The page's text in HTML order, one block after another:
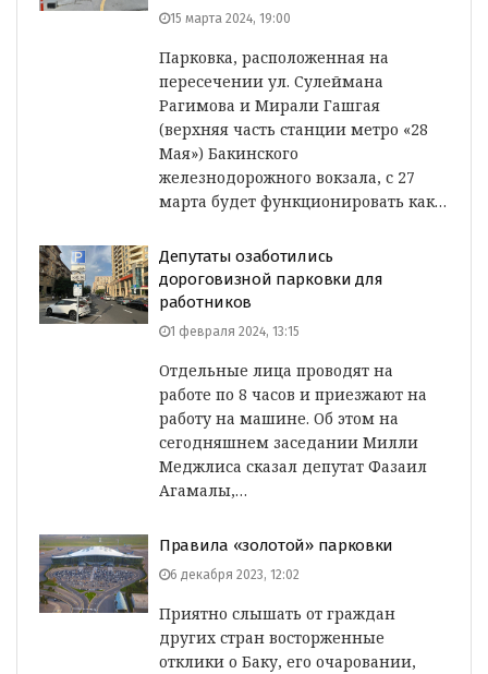
15 марта 2024, 19:00
Парковка, расположенная на
пересечении ул. Сулеймана
Рагимова и Мирали Гашгая
(верхняя часть станции метро «28
Мая») Бакинского
железнодорожного вокзала, с 27
марта будет функционировать как…
Депутаты озаботились
дороговизной парковки для
работников
1 февраля 2024, 13:15
Отдельные лица проводят на
работе по 8 часов и приезжают на
работу на машине. Об этом на
сегодняшнем заседании Милли
Меджлиса сказал депутат Фазаил
Агамалы,…
Правила «золотой» парковки
6 декабря 2023, 12:02
Приятно слышать от граждан
других стран восторженные
отклики о Баку, его очаровании,